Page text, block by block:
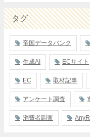
タグ
帝国データバンク
生成AI ECサイト
EC 取材記事
アンケート調査
消費者調査